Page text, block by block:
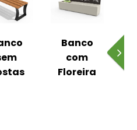
Banco
com
Floreira